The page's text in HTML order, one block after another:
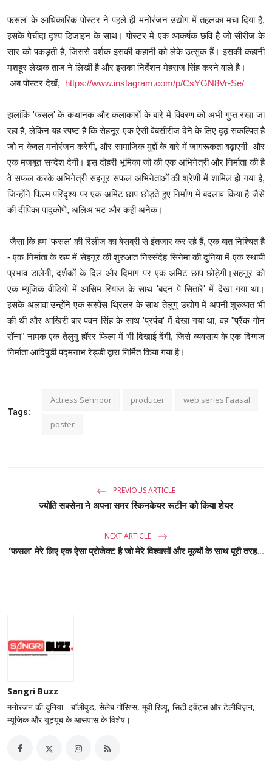
फसल' के आधिकारिक पोस्टर ने पहले ही मनोरंजन उद्योग में तहलका मचा दिया है,
इसके पेचीदा दृश्य डिजाइन के साथ। पोस्टर में एक आकर्षक छवि है जो सीरीज के
सार को पकड़ती है, जिससे दर्शक इसकी कहानी को लेके उत्सुक हैं। इसकी कहानी
मशहूर लेखक ताज ने लिखी है और इसका निर्देशन मेहराज सिंह करने वाले है।
अब पोस्टर देखें, https://www.instagram.com/p/CsYGN8Vr-Se/
हालांकि 'फसल' के कथानक और कलाकारों के बारे में विवरण को अभी गुप्त रखा जा
रहा है, लेकिन यह स्पष्ट है कि सेहनूर एक ऐसी वेबसीरीज देने के लिए दृढ़ संकल्पित है
जो न केवल मनोरंजन करेगी, और सामाजिक मुद्दों के बारे में जागरूकता बढ़ाएगी और
एक मजबूत सन्देश देगी। इस दोहरी भूमिका जो की एक अभिनेत्री और निर्माता की है
वे सफल करके अभिनेत्री सहनूर सफल अभिनेताओं की श्रेणी में शामिल हो गया है,
जिन्होंने फिल्म परिदृश्य पर एक अमिट छाप छोड़ते हुए निर्माण में बदलाव किया है जैसे
की दीपिका पादुकोणे, अलिअ भट और कही अनेक।
जैसा कि हम 'फसल' की रिलीज का बेसब्री से इंतजार कर रहे हैं, एक बात निश्चित है
- एक निर्माता के रूप में सेहनूर की शुरुआत निस्संदेह सिनेमा की दुनिया में एक स्थायी
प्रभाव डालेगी, दर्शकों के दिल और दिमाग पर एक अमिट छाप छोड़ेगी।सहनूर को
एक म्यूजिक वीडियो में आसिम रियाज के साथ 'बदन पे सितारे' में देखा गया था।
इसके अलावा उन्होंने एक सस्पेंस थ्रिलर के साथ तेलुगु उद्योग में अपनी शुरुआत भी
की थी और आखिरी बार पवन सिंह के साथ 'प्रपंच' में देखा गया था, वह "प्रैंक गोन
रॉन्ग" नामक एक तेलुगु हॉरर फिल्म में भी दिखाई देंगी, जिसे व्यवसाय के एक दिग्गज
निर्माता आदिपुडी पद्मनाभ रेड्डी द्वारा निर्मित किया गया है।
Tags:
Actress Sehnoor producer web series Faasal
poster
PREVIOUS ARTICLE
ज्योति सक्सेना ने अपना समर स्किनकेयर रूटीन को किया शेयर
NEXT ARTICLE
‘फसल’ मेरे लिए एक ऐसा प्रोजेक्ट है जो मेरे विश्वासों और मूल्यों के साथ पूरी तरह...
Sangri Buzz
मनोरंजन की दुनिया - बॉलीवुड, सेलेब गॉसिप्स, मूवी रिव्यू, सिटी इवेंट्स और टेलीविज़न,
म्यूजिक और यूट्यूब के आसपास के विशेष।